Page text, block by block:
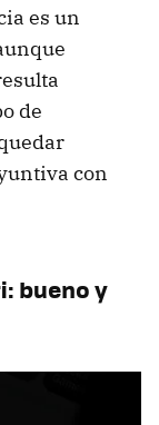
es un
de
con
bueno y